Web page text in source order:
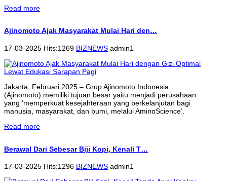
Read more
Ajinomoto Ajak Masyarakat Mulai Hari den…
17-03-2025 Hits:1269 BIZNEWS admin1
Jakarta, Februari 2025 – Grup Ajinomoto Indonesia
(Ajinomoto) memiliki tujuan besar yaitu menjadi perusahaan
yang ‘memperkuat kesejahteraan yang berkelanjutan bagi
manusia, masyarakat, dan bumi, melalui AminoScience’.
Read more
Berawal Dari Sebesar Biji Kopi, Kenali T…
17-03-2025 Hits:1296 BIZNEWS admin1